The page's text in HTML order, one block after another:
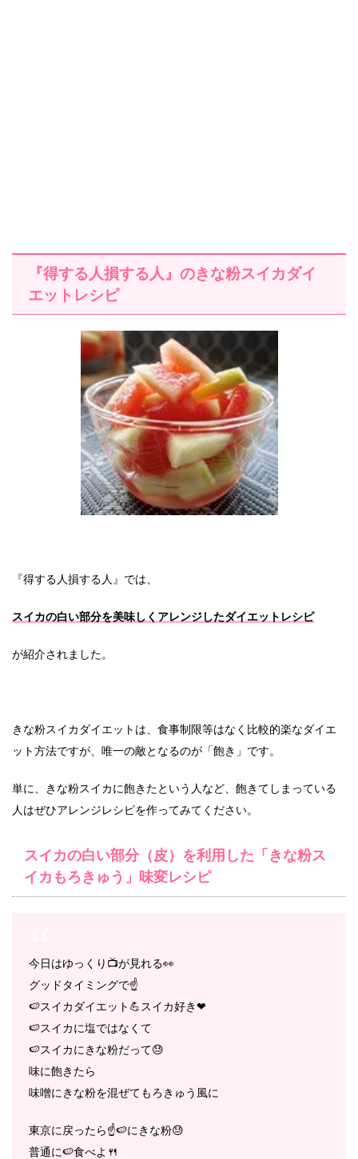
『得する人損する人』のきな粉スイカダイ
エットレシピ
『得する人損する人』では、
スイカの白い部分を美味しくアレンジしたダイエットレシピ
が紹介されました。
きな粉スイカダイエットは、食事制限等はなく比較的楽なダイエ
ット方法ですが、唯一の敵となるのが「飽き」です。
単に、きな粉スイカに飽きたという人など、飽きてしまっている
人はぜひアレンジレシピを作ってみてください。
スイカの白い部分（皮）を利用した「きな粉ス
イカもろきゅう」味変レシピ
今日はゆっくり📺が見れる👀
グッドタイミングで☝
🍉スイカダイエット💪スイカ好き❤
🍉スイカに塩ではなくて
🍉スイカにきな粉だって😓
味に飽きたら
味噌にきな粉を混ぜてもろきゅう風に
東京に戻ったら☝🍉にきな粉😓
普通に🍉食べよ🍴